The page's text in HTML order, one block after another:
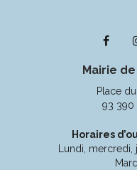
Lien
le
Mairie
Place
93 390
Horaires
Lundi,